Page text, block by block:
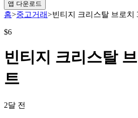
앱 다운로드
홈>중고거래>빈티지 크리스탈 브로치
$6
빈티지 크리스탈
트
2달 전